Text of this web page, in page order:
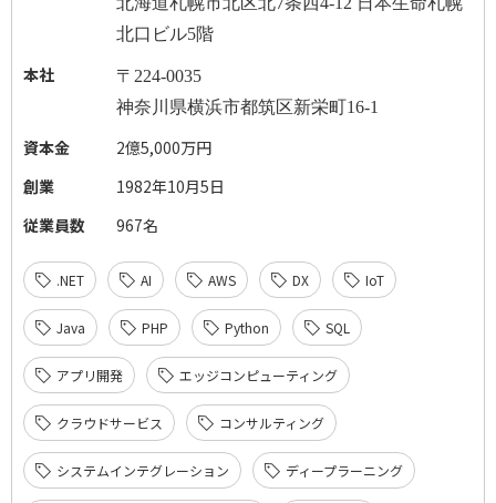
北口ビル5階
本社 〒 224-0035
神奈川県横浜市都筑区新栄町16-1
資本金
2億5,000万円
創業
1982年10月5日
従業員数
967名
.NET AI AWS DX IoT
Java PHP Python SQL
アプリ開発 エッジコンピューティング
クラウドサービス コンサルティング
システムインテグレーション ディープラーニング